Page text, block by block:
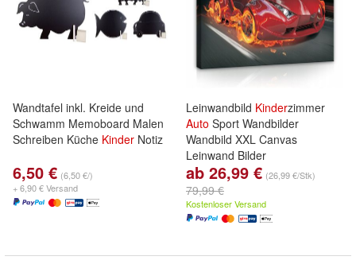
Wandtafel inkl. Kreide und
Schwamm Memoboard Malen
Schreiben Küche Kinder Notiz
6,50 € (6,50 €/)
+ 6,90 € Versand
Leinwandbild Kinderzimmer
Auto Sport Wandbilder
Wandbild XXL Canvas
Leinwand Bilder
ab 26,99 € (26,99 €/Stk)
79,99 €
Kostenloser Versand